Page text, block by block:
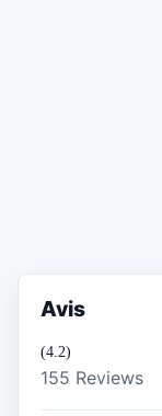
Avis
(4.2)
155 Reviews